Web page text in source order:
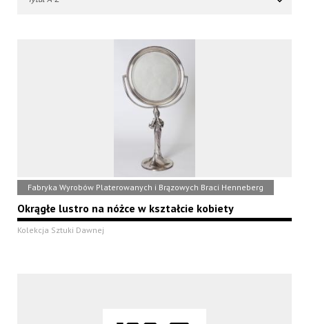
Fabryka Wyrobów Platerowanych i Brązowych Braci Henneberg
Okrągłe lustro na nóżce w kształcie kobiety
Kolekcja Sztuki Dawnej